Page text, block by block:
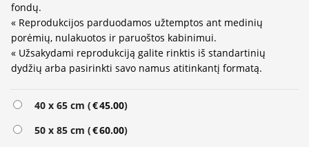
fondų.
« Reprodukcijos parduodamos užtemptos ant medinių
porėmių, nulakuotos ir paruoštos kabinimui.
« Užsakydami reprodukciją galite rinktis iš standartinių
dydžių arba pasirinkti savo namus atitinkantį formatą.
40 x 65 cm (€45.00)
50 x 85 cm (€60.00)
Alternative: